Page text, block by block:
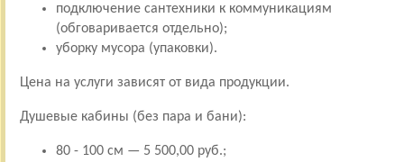
подключение сантехники к коммуникациям
(обговаривается отдельно);
уборку мусора (упаковки).
Цена на услуги зависят от вида продукции.
Душевые кабины (без пара и бани):
80 - 100 см — 5 500,00 руб.;